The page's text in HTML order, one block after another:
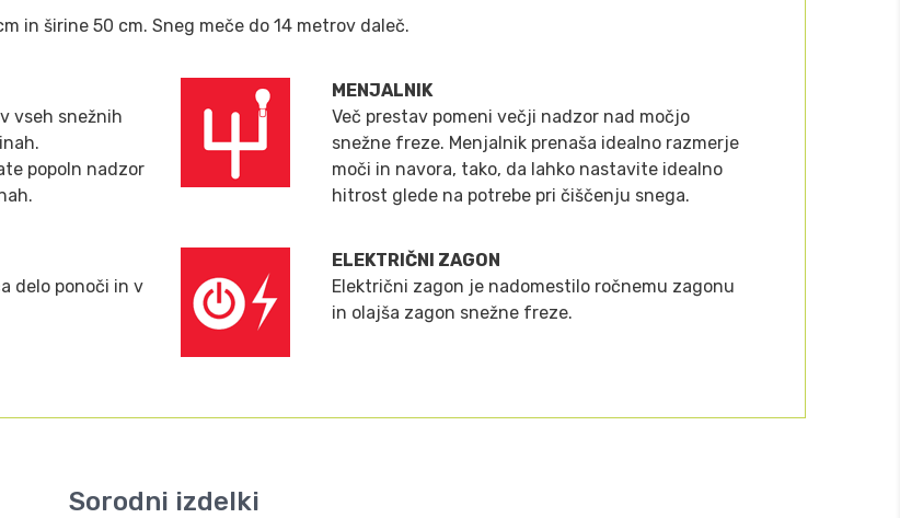
in širine 50 cm. Sneg meče do 14 metrov daleč.
vseh snežnih
popoln nadzor
delo ponoči in v
MENJALNIK
Več prestav pomeni večji nadzor nad močjo
snežne freze. Menjalnik prenaša idealno razmerje
moči in navora, tako, da lahko nastavite idealno
hitrost glede na potrebe pri čiščenju snega.
ELEKTRIČNI ZAGON
Električni zagon je nadomestilo ročnemu zagonu
in olajša zagon snežne freze.
Sorodni izdelki